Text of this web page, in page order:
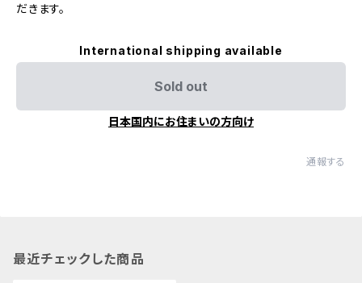
だきます。
International shipping available
Sold out
日本国内にお住まいの方向け
通報する
最近チェックした商品